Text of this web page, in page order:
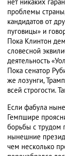
нет никаких
проблемы
кандидатов от
пуговицы» и
Пока Клинтон
словесной
деятельность
Пока сенатор
же лозунги,
всей строгости.
Если фабула
Гемпшире
борьбы с трудом
нынешние
чем несколько